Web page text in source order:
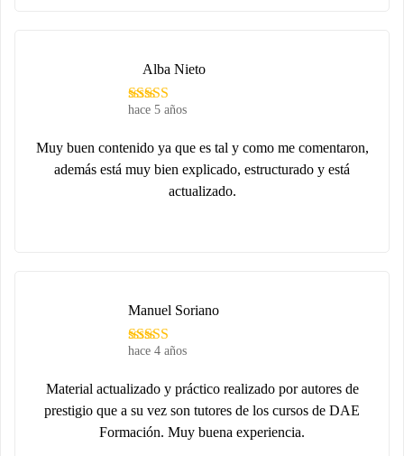
hace 5 años
Alba Nieto
Muy buen contenido ya que es tal y como me comentaron,
además está muy bien explicado, estructurado y está
actualizado.
hace 4 años
Manuel Soriano
Material actualizado y práctico realizado por autores de
prestigio que a su vez son tutores de los cursos de DAE
Formación. Muy buena experiencia.